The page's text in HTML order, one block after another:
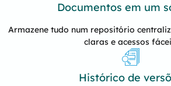
Documentos em um
Armazene tudo num repositório
claras e acessos
Histórico de